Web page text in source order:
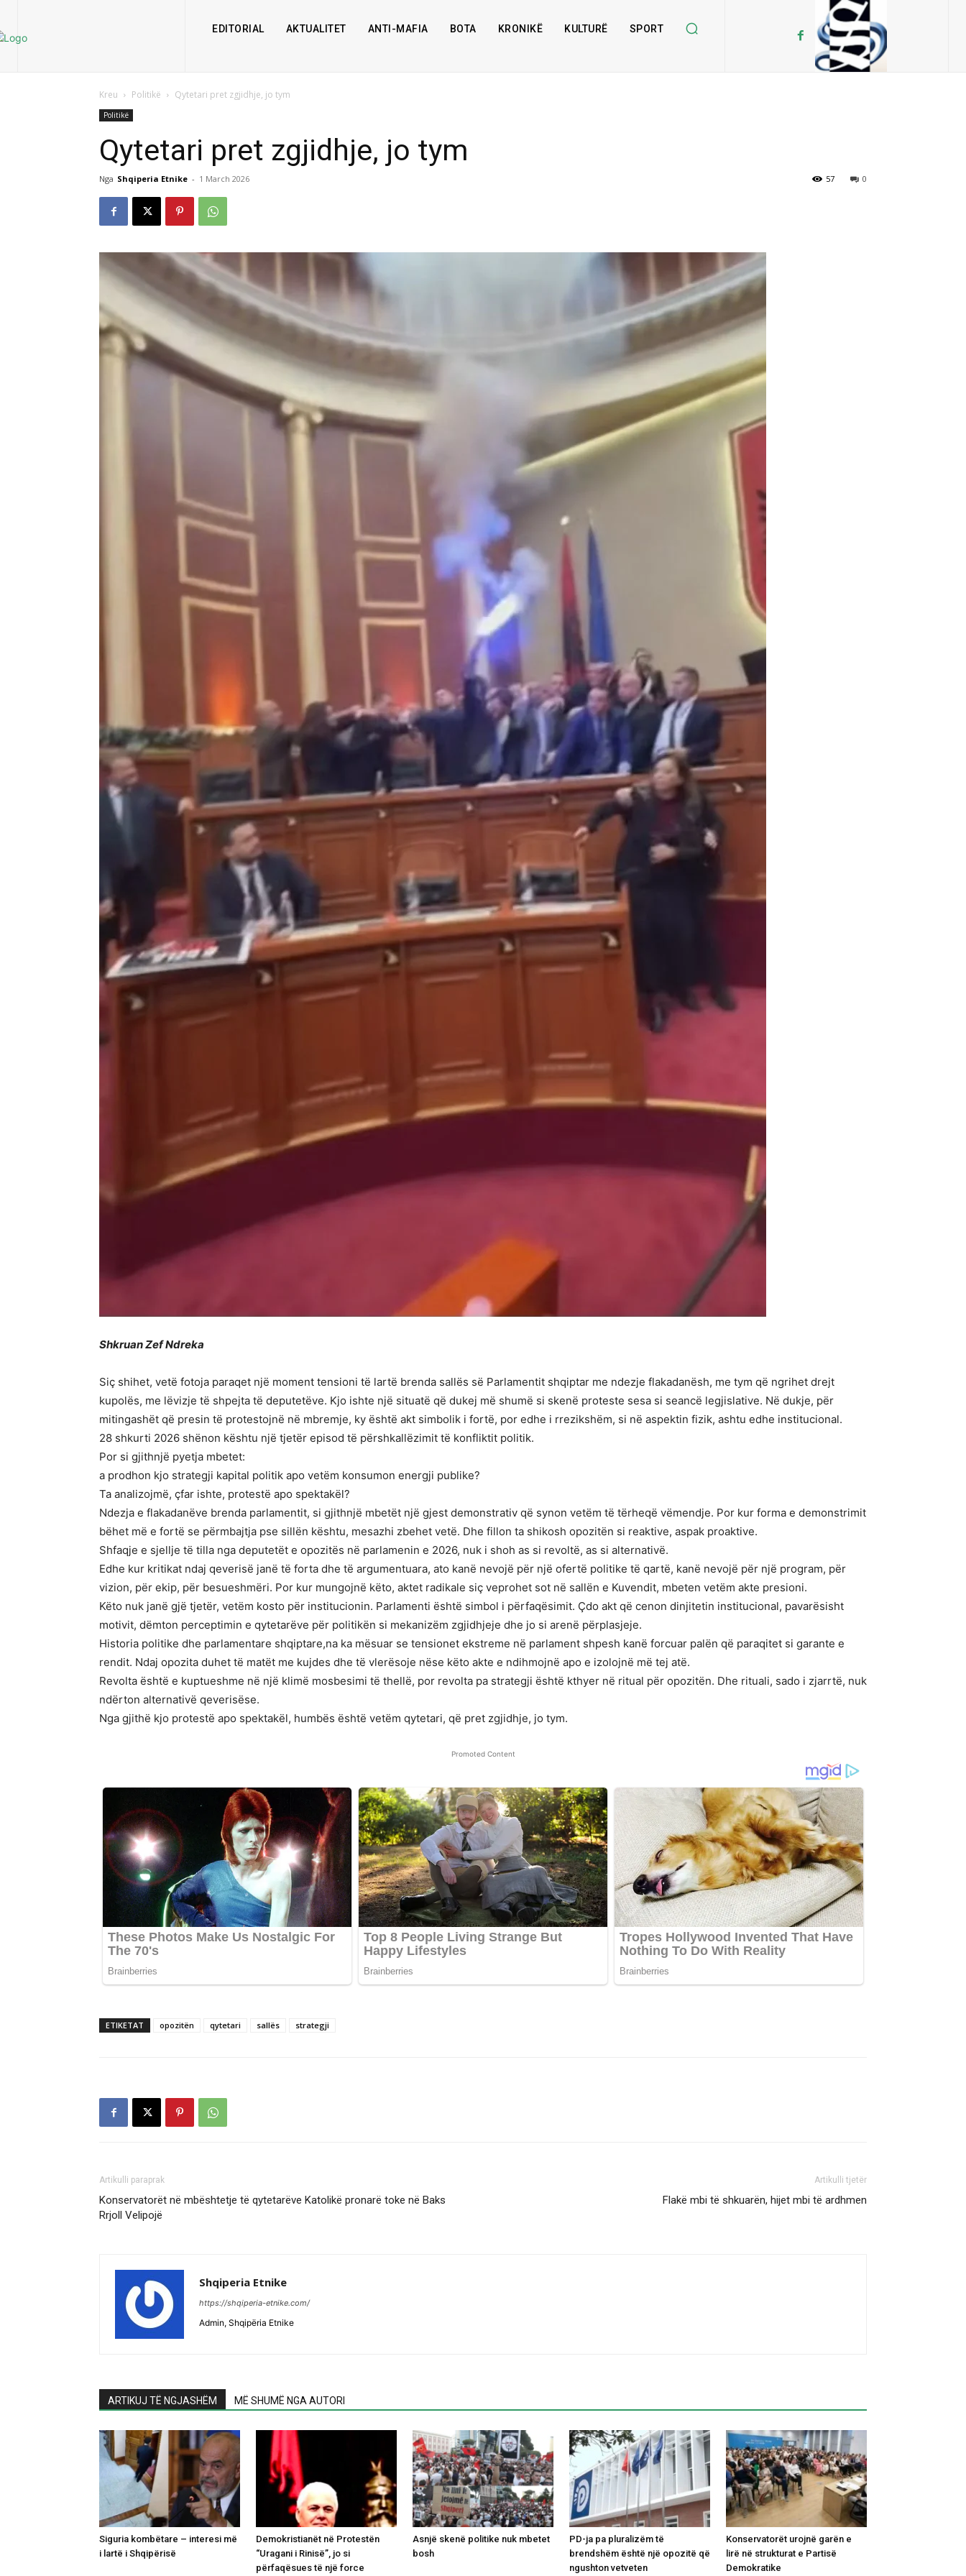
EDITORIAL AKTUALITET ANTI-MAFIA BOTA KRONIKË KULTURË SPORT
Kreu Politikë Qytetari pret zgjidhje, jo tym
Politikë
Qytetari pret zgjidhje, jo tym
Nga Shqiperia Etnike - 1 March 2026 0
57
Shkruan Zef Ndreka
Siç shihet, vetë fotoja paraqet një moment tensioni të lartë brenda sallës së Parlamentit shqiptar me ndezje flakadanësh, me tym që ngrihet drejt
kupolës, me lëvizje të shpejta të deputetëve. Kjo ishte një situatë që dukej më shumë si skenë proteste sesa si seancë legjislative. Në dukje, për
mitingashët që presin të protestojnë në mbremje, ky është akt simbolik i fortë, por edhe i rrezikshëm, si në aspektin fizik, ashtu edhe institucional.
28 shkurti 2026 shënon kështu një tjetër episod të përshkallëzimit të konfliktit politik.
Por si gjithnjë pyetja mbetet:
a prodhon kjo strategji kapital politik apo vetëm konsumon energji publike?
Ta analizojmë, çfar ishte, protestë apo spektakël?
Ndezja e flakadanëve brenda parlamentit, si gjithnjë mbetët një gjest demonstrativ që synon vetëm të tërheqë vëmendje. Por kur forma e demonstrimit
bëhet më e fortë se përmbajtja pse sillën kështu, mesazhi zbehet vetë. Dhe fillon ta shikosh opozitën si reaktive, aspak proaktive.
Shfaqje e sjellje të tilla nga deputetët e opozitës në parlamenin e 2026, nuk i shoh as si revoltë, as si alternativë.
Edhe kur kritikat ndaj qeverisë janë të forta dhe të argumentuara, ato kanë nevojë për një ofertë politike të qartë, kanë nevojë për një program, për
vizion, për ekip, për besueshmëri. Por kur mungojnë këto, aktet radikale siç veprohet sot në sallën e Kuvendit, mbeten vetëm akte presioni.
Këto nuk janë gjë tjetër, vetëm kosto për institucionin. Parlamenti është simbol i përfaqësimit. Çdo akt që cenon dinjitetin institucional, pavarësisht
motivit, dëmton perceptimin e qytetarëve për politikën si mekanizëm zgjidhjeje dhe jo si arenë përplasjeje.
Historia politike dhe parlamentare shqiptare,na ka mësuar se tensionet ekstreme në parlament shpesh kanë forcuar palën që paraqitet si garante e
rendit. Ndaj opozita duhet të matët me kujdes dhe të vlerësoje nëse këto akte e ndihmojnë apo e izolojnë më tej atë.
Revolta është e kuptueshme në një klimë mosbesimi të thellë, por revolta pa strategji është kthyer në ritual për opozitën. Dhe rituali, sado i zjarrtë, nuk
ndërton alternativë qeverisëse.
Nga gjithë kjo protestë apo spektakël, humbës është vetëm qytetari, që pret zgjidhje, jo tym.
Promoted Content
ETIKETAT opozitën qytetari sallës strategji
Artikulli paraprak
Konservatorët në mbështetje të qytetarëve Katolikë pronarë toke në Baks
Rrjoll Velipojë
Artikulli tjetër
Flakë mbi të shkuarën, hijet mbi të ardhmen
Shqiperia Etnike
https://shqiperia-etnike.com/
Admin, Shqipëria Etnike
ARTIKUJ TË NGJASHËM MË SHUMË NGA AUTORI
Siguria kombëtare – interesi më
i lartë i Shqipërisë
Demokristianët në Protestën
“Uragani i Rinisë”, jo si
përfaqësues të një force
Asnjë skenë politike nuk mbetet
bosh
PD-ja pa pluralizëm të
brendshëm është një opozitë që
ngushton vetveten
Konservatorët urojnë garën e
lirë në strukturat e Partisë
Demokratike